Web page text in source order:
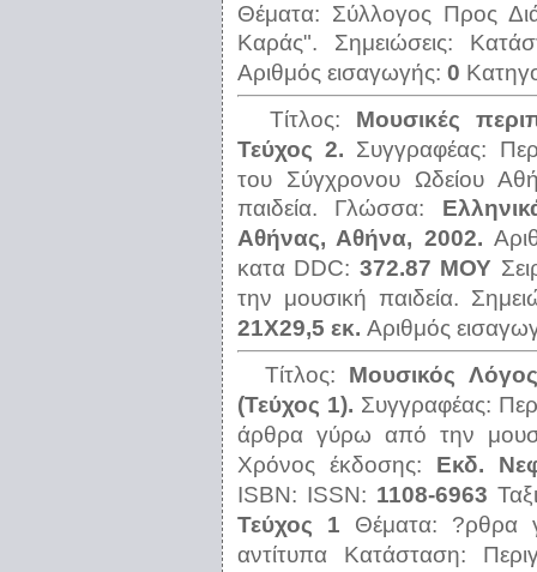
Θέματα: Σύλλογος Προς
Καράς".
Σημειώσεις:
Αριθμός εισαγωγής: 0
Τίτλος: Μουσικές
Τεύχος 2. Συγγραφέας:
του Σύγχρονου Ωδείου
παιδεία.
Γλώσσα:
Αθήνας, Αθήνα, 2002.
κατα DDC: 372.87 ΜΟΥ
την μουσική παιδεία.
21Χ29,5 εκ. Αριθμός
Τίτλος: Μουσικός
(Τεύχος 1). Συγγραφέας:
άρθρα γύρω από την
Χρόνος έκδοσης: Εκδ.
ISBN: ISSN: 1108-6963
Τεύχος 1
Θέματα: ?ρθρα
αντίτυπα
Κατάσταση: